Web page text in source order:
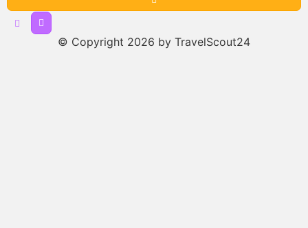
© Copyright 2026 by TravelScout24